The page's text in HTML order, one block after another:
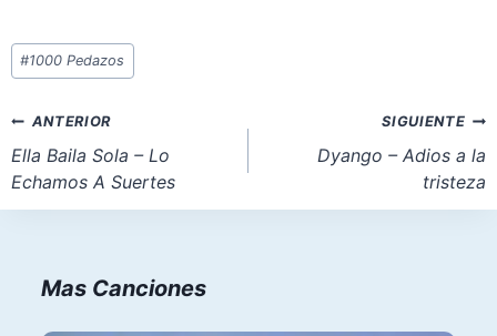
Etiquetas
de
entrada:
#1000 Pedazos
Navegación
de
entradas
ANTERIOR
Ella Baila Sola – Lo
Echamos A Suertes
SIGUIENTE
Dyango – Adios a la
tristeza
Mas Canciones